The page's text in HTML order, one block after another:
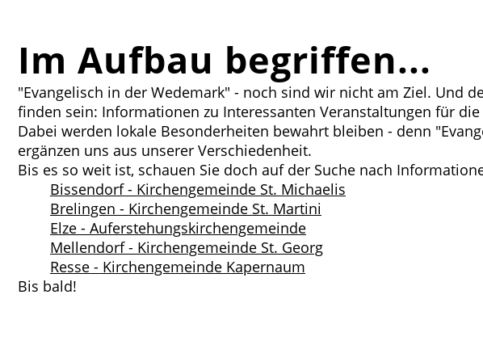
Im Aufbau begriffen...
"Evangelisch in der Wedemark" - noch sind wir nicht am Ziel. Und
finden sein: Informationen zu Interessanten Veranstaltungen für
Dabei werden lokale Besonderheiten bewahrt bleiben - denn
ergänzen uns aus unserer Verschiedenheit.
Bis es so weit ist, schauen Sie doch auf der Suche nach
Bissendorf - Kirchengemeinde St. Michaelis
Brelingen - Kirchengemeinde St. Martini
Elze - Auferstehungskirchengemeinde
Mellendorf - Kirchengemeinde St. Georg
Resse - Kirchengemeinde Kapernaum
Bis bald!